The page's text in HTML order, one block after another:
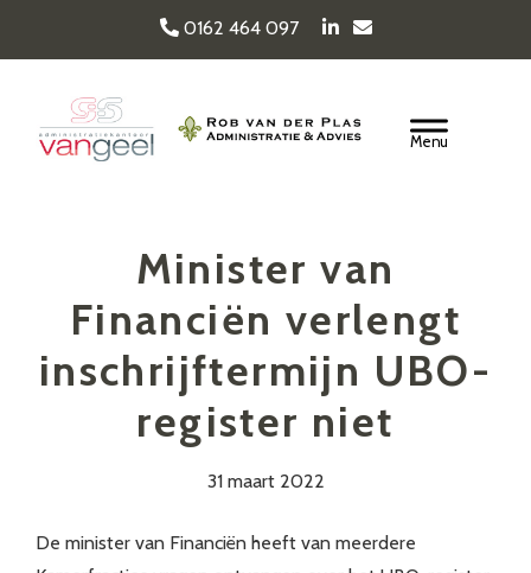
hoofd
inhoud
0162 464 097
Van Geel & van der
Header
Minister van
Financiën verlengt
inschrijftermijn UBO-
register niet
31 maart 2022
De minister van Financiën heeft van meerdere